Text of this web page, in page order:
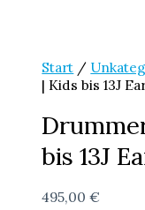
Start /
| Kids bis 13J
bis 13J
495,00€